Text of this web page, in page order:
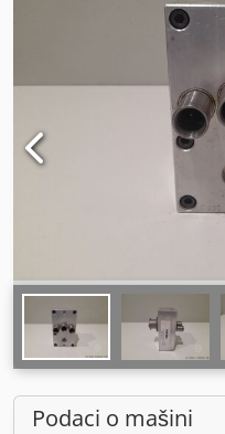
Podaci o mašini